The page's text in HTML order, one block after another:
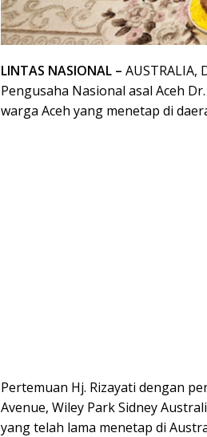
LINTAS NASIONAL – AUSTRALIA,
Pengusaha Nasional asal Aceh
warga Aceh yang menetap di
Pertemuan Hj. Rizayati dengan
Avenue, Wiley Park Sidney
yang telah lama menetap di